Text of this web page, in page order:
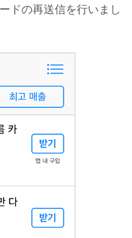
ドの再送信を行いまし